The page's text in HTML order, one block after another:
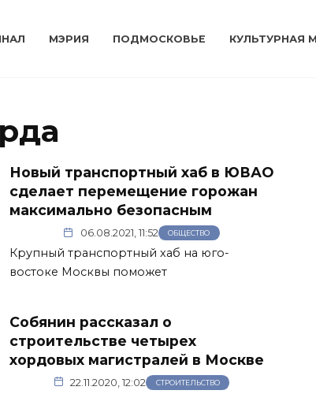
МЭРИЯ ПОДМОСКОВЬЕ КУЛЬТУРНАЯ
Новый транспортный хаб в ЮВАО
сделает перемещение горожан
максимально безопасным
06.08.2021, 11:52 ОБЩЕСТВО
Крупный транспортный хаб на юго-
востоке Москвы поможет
Собянин рассказал о
строительстве четырех
хордовых магистралей в Москве
22.11.2020, 12:02 СТРОИТЕЛЬСТВО